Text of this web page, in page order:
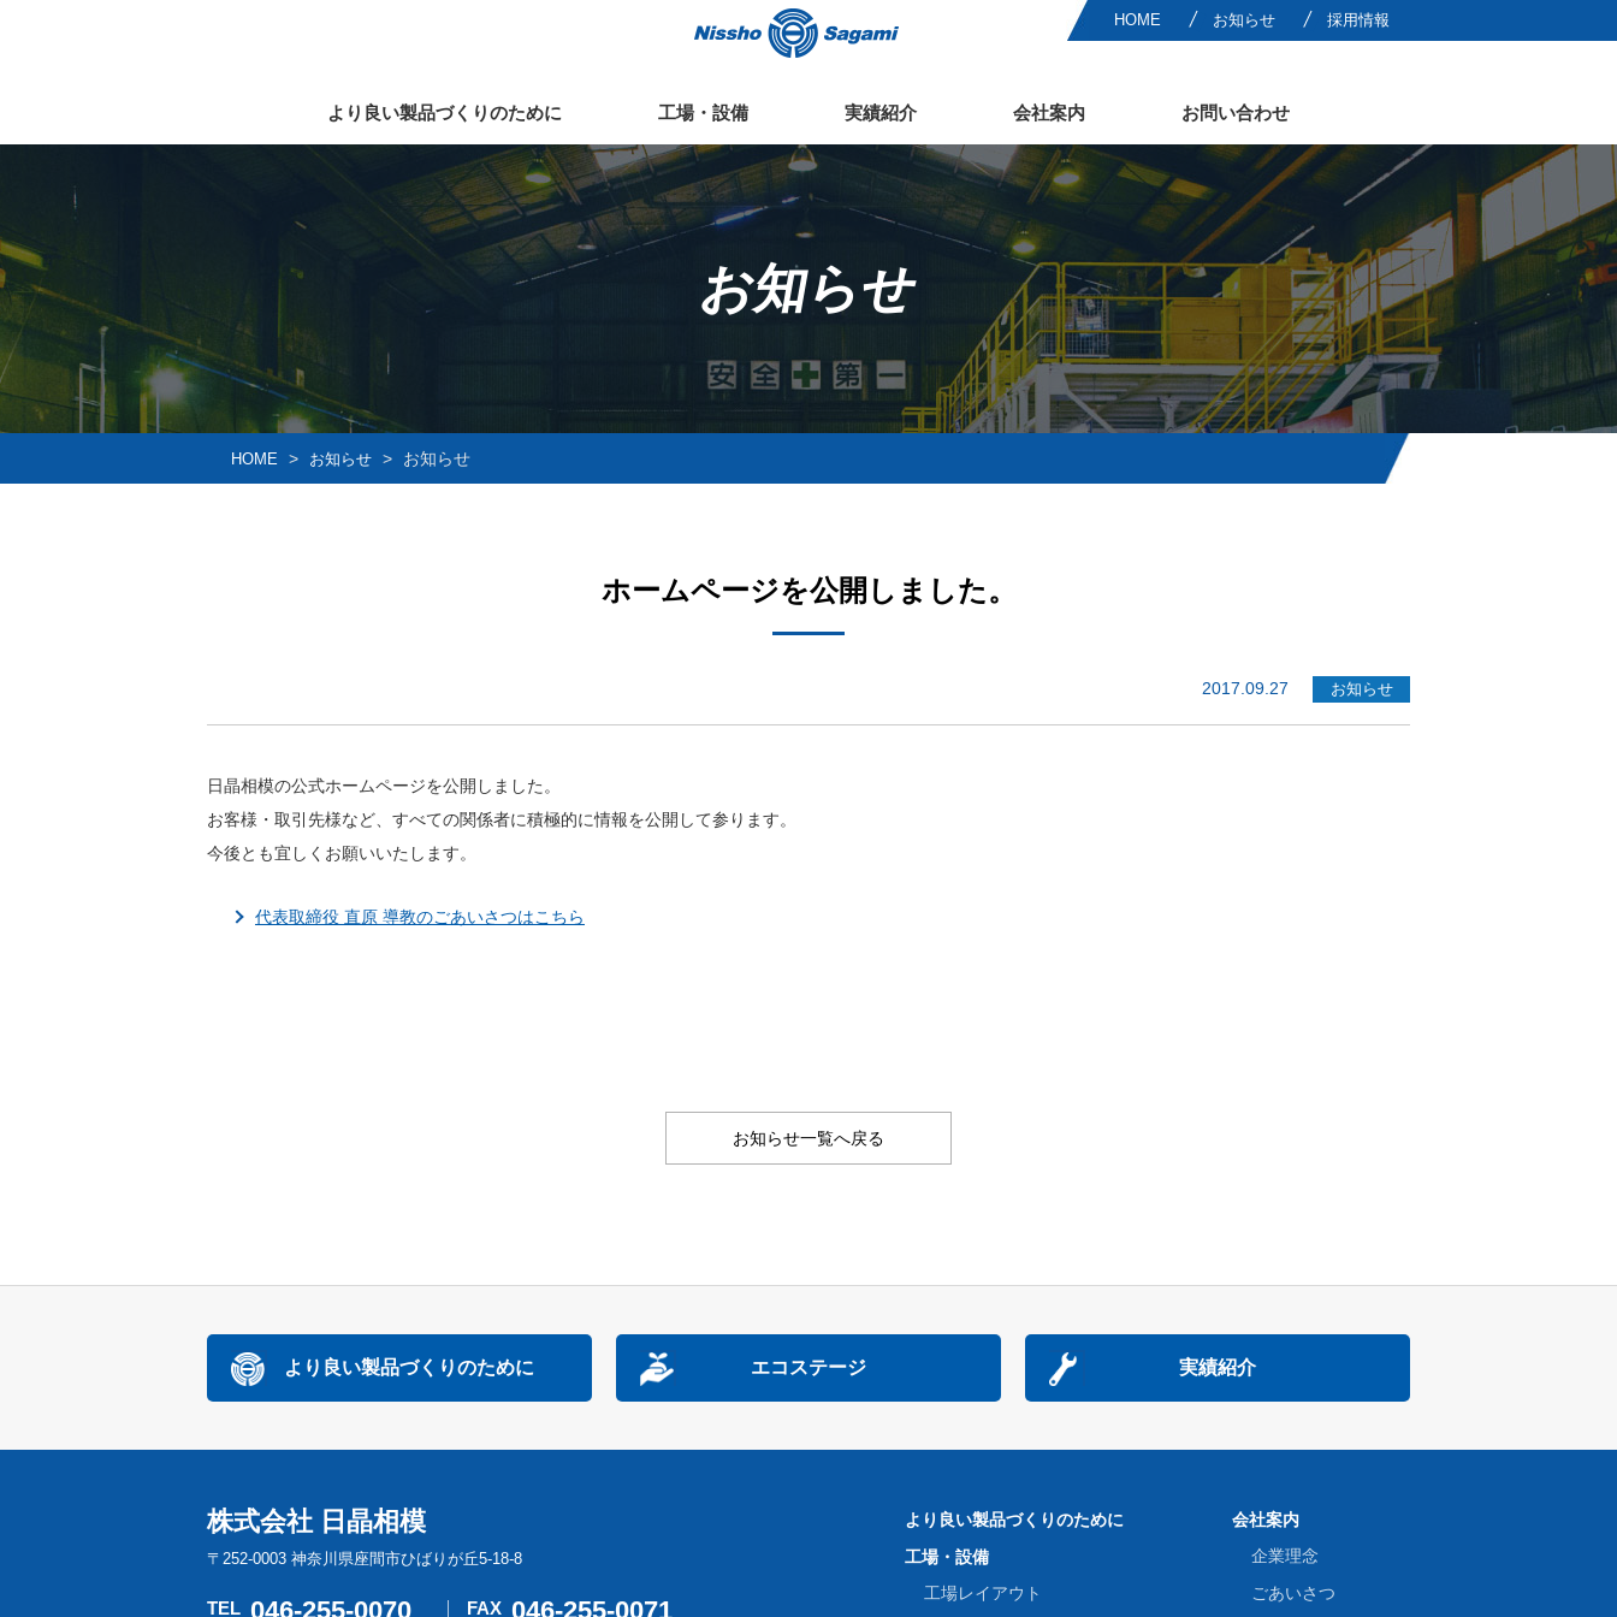
HOME お知らせ 採用情報
より良い製品づくりのために 工場・設備 実績紹介 会社案内 お問い合わせ
お知らせ
HOME お知らせ お知らせ
ホームページを公開しました。
2017.09.27 お知らせ
日晶相模の公式ホームページを公開しました。
お客様・取引先様など、すべての関係者に積極的に情報を公開して参ります。
今後とも宜しくお願いいたします。
代表取締役 直原 導教のごあいさつはこちら
お知らせ一覧へ戻る
より良い製品づくりのために エコステージ 実績紹介
株式会社 日晶相模
〒252-0003 神奈川県座間市ひばりが丘5-18-8
TEL 046-255-0070 FAX 046-255-0071
より良い製品づくりのために
工場・設備
工場レイアウト
会社案内
企業理念
ごあいさつ